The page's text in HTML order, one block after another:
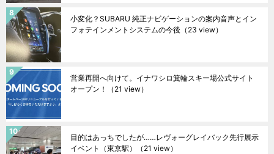
小変化？SUBARU 純正ナビゲーションの案内音声とイン
フォテインメントシステムの今後 （23 view）
営業再開へ向けて。イナワシロ箕輪スキー場公式サイト
オープン！
（21 view）
目的はあっちでしたが……レヴォーグレイバック先行展示
イベント（東京駅）
（21 view）